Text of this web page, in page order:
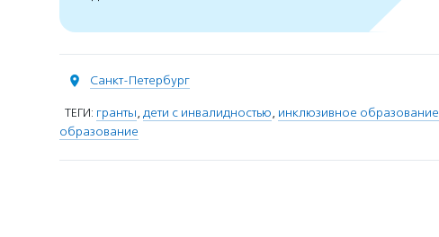
Санкт-Петербург
ТЕГИ: гранты, дети с инвалидностью, инклюзивное образование
образование